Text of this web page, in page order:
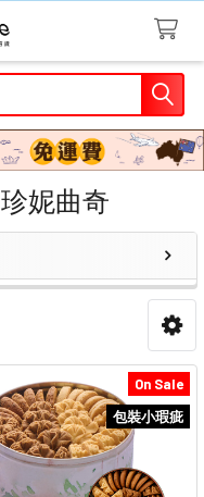
妮曲奇
On Sale
包裝小瑕疵